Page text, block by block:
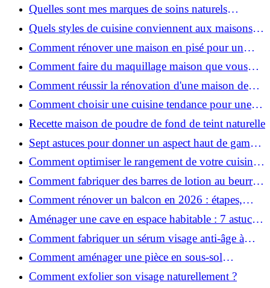
contractant général à Voiron ?
Quelles sont mes marques de soins naturels
préférées ?
Quels styles de cuisine conviennent aux maisons et
appartements du Voironnais ?
Comment rénover une maison en pisé pour un
habitat sain et performant ?
Comment faire du maquillage maison que vous
utiliserez vraiment ?
Comment réussir la rénovation d'une maison de
ville en 2026 ?
Comment choisir une cuisine tendance pour une
rénovation en 2026 ?
Recette maison de poudre de fond de teint naturelle
Sept astuces pour donner un aspect haut de gamme
à votre cuisine
Comment optimiser le rangement de votre cuisine
et gagner de la place ?
Comment fabriquer des barres de lotion au beurre
de karité ?
Comment rénover un balcon en 2026 : étapes,
budget et matériaux ?
Aménager une cave en espace habitable : 7 astuces
essentielles
Comment fabriquer un sérum visage anti-âge à
l'huile de rose musquée ?
Comment aménager une pièce en sous-sol
efficacement ?
Comment exfolier son visage naturellement ?